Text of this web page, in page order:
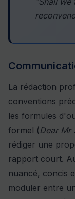
La rédaction
conventions
les formules
formel (Dear Mr
rédiger une
rapport court.
nuancé, concis
moduler entre